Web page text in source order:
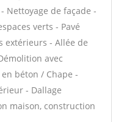
Nettoyage de façade -
verts - Pavé
extérieurs - Allée de
avec
béton / Chape -
- Dallage
maison, construction